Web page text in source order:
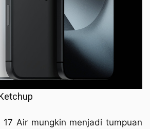
17 Air mungkin menjadi tumpuan